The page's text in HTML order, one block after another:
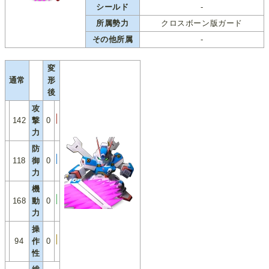
シールド
-
所属勢力
クロスボーン版ガード
その他所属
-
通常
変
形
後
142
攻
撃
力
0
118
防
御
力
0
168
機
動
力
0
94
操
作
性
0